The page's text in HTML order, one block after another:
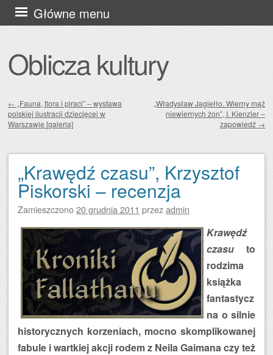
Oblicza kultury
Główne menu
Przejdź
do
Zobacz wpisy
← „Fauna, flora i piraci” – wystawa
polskiej ilustracji dziecięcej w
Warszawie [galeria]
„Władysław Jagiełło. Wierny mąż
niewiernych żon”, I. Kienzler –
zapowiedź →
„Krawędź czasu”, Krzysztof
Piskorski – recenzja
Zamieszczono20 grudnia 2011 przezadmin
Krawędź
czasu to
rodzima
książka
fantastycz
na o silnie
historycznych korzeniach, mocno skomplikowanej
fabule i wartkiej akcji rodem z Neila Gaimana czy też